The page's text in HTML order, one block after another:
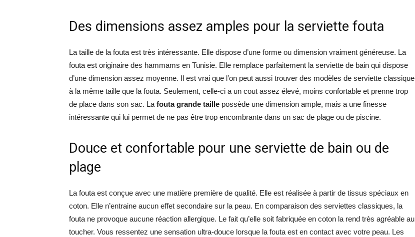
Des dimensions assez amples pour la serviette fouta
La taille de la fouta est très intéressante. Elle dispose d’une forme ou dimension vraiment généreuse. La
fouta est originaire des hammams en Tunisie. Elle remplace parfaitement la serviette de bain qui dispose
d’une dimension assez moyenne. Il est vrai que l’on peut aussi trouver des modèles de serviette classique
à la même taille que la fouta. Seulement, celle-ci a un cout assez élevé, moins confortable et prenne trop
de place dans son sac. La fouta grande taille possède une dimension ample, mais a une finesse
intéressante qui lui permet de ne pas être trop encombrante dans un sac de plage ou de piscine.
Douce et confortable pour une serviette de bain ou de
plage
La fouta est conçue avec une matière première de qualité. Elle est réalisée à partir de tissus spéciaux en
coton. Elle n’entraine aucun effet secondaire sur la peau. En comparaison des serviettes classiques, la
fouta ne provoque aucune réaction allergique. Le fait qu’elle soit fabriquée en coton la rend très agréable au
toucher. Vous ressentez une sensation ultra-douce lorsque la fouta est en contact avec votre peau. Les